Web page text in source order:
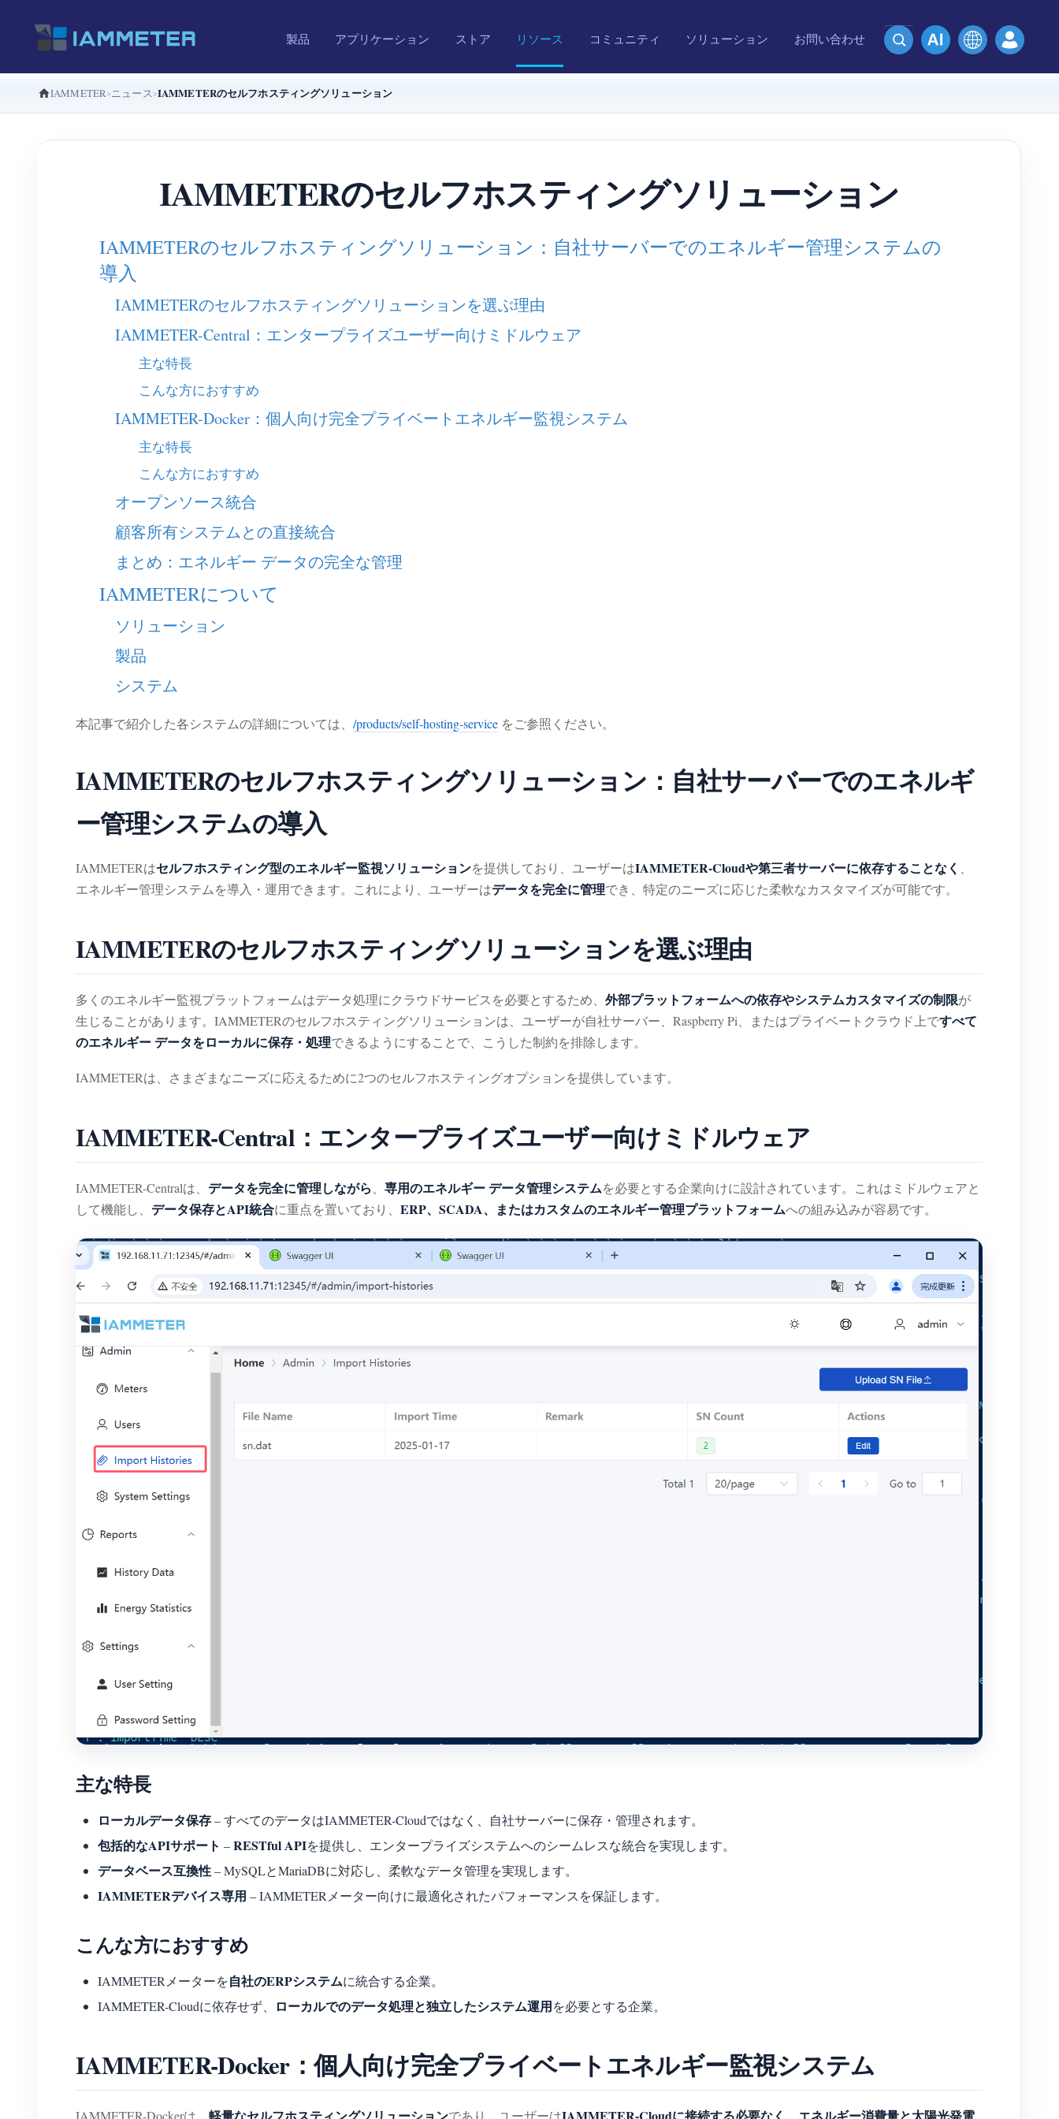
製品 アプリケーション ストア リソース コミュニティ ソリューション お問い合わせ
IAMMETER ニュース IAMMETERのセルフホスティングソリューション
IAMMETERのセルフホスティングソリューション
IAMMETERのセルフホスティングソリューション：自社サーバーでのエネルギー管理システムの
導入
IAMMETERのセルフホスティングソリューションを選ぶ理由
IAMMETER-Central：エンタープライズユーザー向けミドルウェア
主な特長
こんな方におすすめ
IAMMETER-Docker：個人向け完全プライベートエネルギー監視システム
主な特長
こんな方におすすめ
オープンソース統合
顧客所有システムとの直接統合
まとめ：エネルギー データの完全な管理
IAMMETERについて
ソリューション
製品
システム
本記事で紹介した各システムの詳細については、 /products/self-hosting-service をご参照ください。
IAMMETERのセルフホスティングソリューション：自社サーバーでのエネルギ
ー管理システムの導入
IAMMETERはセルフホスティング型のエネルギー監視ソリューションを提供しており、ユーザーはIAMMETER-Cloudや第三者サーバーに依存することなく 、
エネルギー管理システムを導入・運用できます。これにより、ユーザーはデータを完全に管理でき、特定のニーズに応じた柔軟なカスタマイズが可能です。
IAMMETERのセルフホスティングソリューションを選ぶ理由
多くのエネルギー監視プラットフォームはデータ処理にクラウドサービスを必要とするため、 外部プラットフォームへの依存やシステムカスタマイズの制限が
生じることがあります。IAMMETERのセルフホスティングソリューションは、ユーザーが自社サーバー、Raspberry Pi、またはプライベートクラウド上ですべて
のエネルギー データをローカルに保存・処理できるようにすることで、こうした制約を排除します。
IAMMETERは、さまざまなニーズに応えるために2つのセルフホスティングオプションを提供しています。
IAMMETER-Central：エンタープライズユーザー向けミドルウェア
IAMMETER-Centralは、 データを完全に管理しながら、 専用のエネルギー データ管理システムを必要とする企業向けに設計されています。これはミドルウェアと
して機能し、 データ保存とAPI統合に重点を置いており、 ERP、SCADA、またはカスタムのエネルギー管理プラットフォームへの組み込みが容易です。
主な特長
ローカルデータ保存– すべてのデータはIAMMETER-Cloudではなく、自社サーバーに保存・管理されます。
包括的なAPIサポート –RESTful APIを提供し、エンタープライズシステムへのシームレスな統合を実現します。
データベース互換性– MySQLとMariaDBに対応し、柔軟なデータ管理を実現します。
IAMMETERデバイス専用 – IAMMETERメーター向けに最適化されたパフォーマンスを保証します。
こんな方におすすめ
IAMMETERメーターを自社のERPシステムに統合する企業。
IAMMETER-Cloudに依存せず、
ローカルでのデータ処理と独立したシステム運用を必要とする企業。
IAMMETER-Docker：個人向け完全プライベートエネルギー監視システム
IAMMETER-Dockerは、 であり、ユーザーは